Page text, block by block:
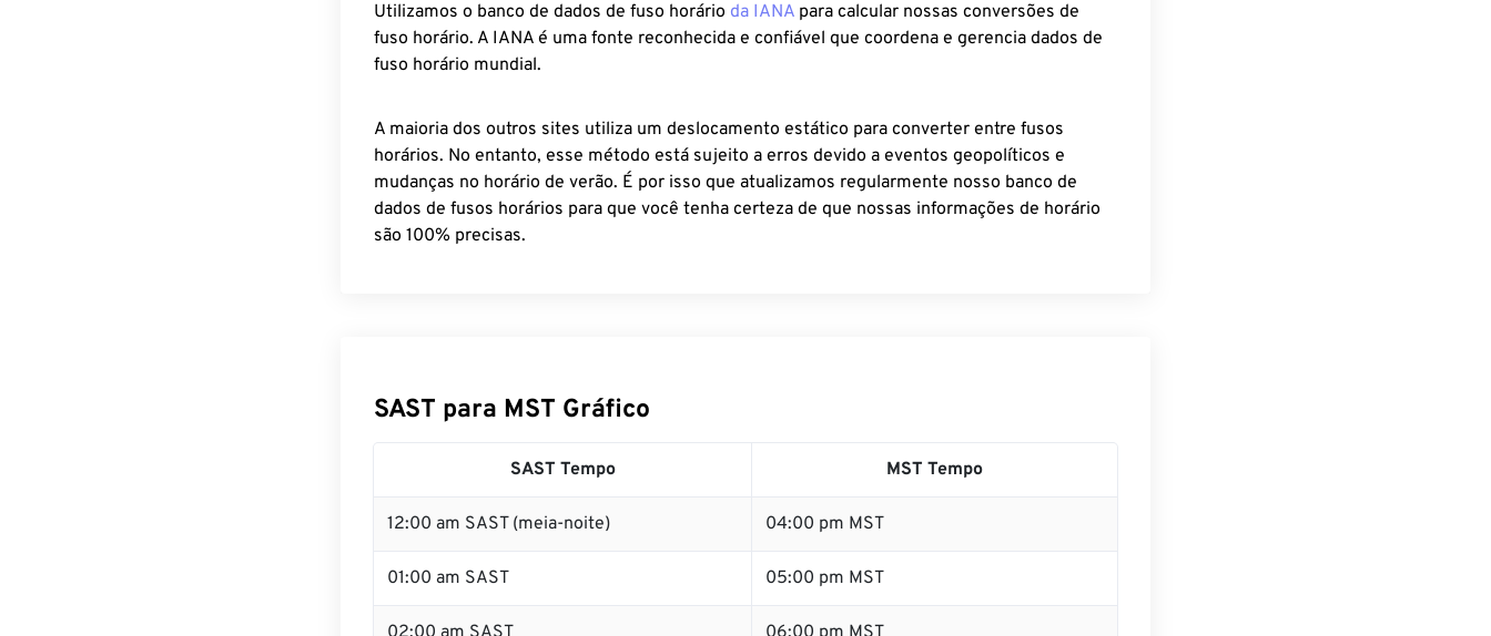
Utilizamos o banco de dados de fuso horário da IANA para calcular nossas conversões de
fuso horário. A IANA é uma fonte reconhecida e confiável que coordena e gerencia dados de
fuso horário mundial.
A maioria dos outros sites utiliza um deslocamento estático para converter entre fusos
horários. No entanto, esse método está sujeito a erros devido a eventos geopolíticos e
mudanças no horário de verão. É por isso que atualizamos regularmente nosso banco de
dados de fusos horários para que você tenha certeza de que nossas informações de horário
são 100% precisas.
SAST para MST Gráfico
SAST Tempo MST Tempo
12:00 am SAST (meia-noite) 04:00 pm MST
01:00 am SAST 05:00 pm MST